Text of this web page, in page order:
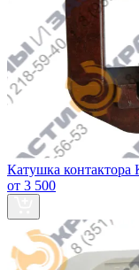
Катушка
от 3 500